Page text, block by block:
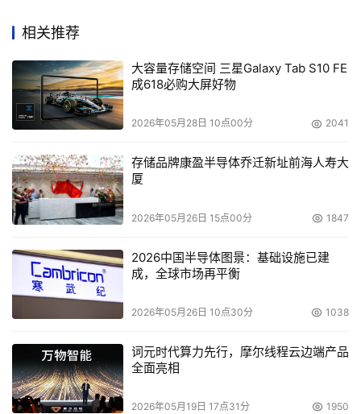
相关推荐
大容量存储空间 三星Galaxy Tab S10 FE
成618必购大屏好物
2026年05月28日 10点00分 2041
存储品牌康盈半导体乔迁新址前海人寿大
厦
2026年05月26日 15点00分 1847
2026中国半导体图景：基础设施已建
成，全球市场再平衡
2026年05月26日 10点30分 1038
词元时代算力先行，摩尔线程云边端产品
全面亮相
2026年05月19日 17点31分 1950